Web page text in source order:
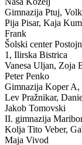
Gimnazija Ptuj,
Pija Pisar, Kaja
Frank
Šolski center
1, Ilirska Bistrica
Vanesa Uljan, Zoja
Peter Penko
Gimnazija KoperA,
Lev Pražnikar,
Jakob Tomovski
II. gimnazija
Kolja Tito Veber,
Maja Vivod